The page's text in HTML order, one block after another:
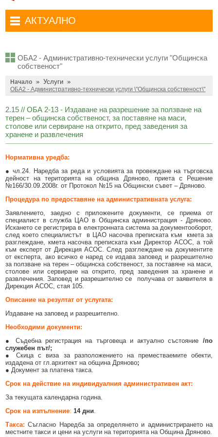
Достъп до информация
Антикорупция
Профил на купувача
Устройство на територията
Общинско предприятие Чисто Дряново
Общинска собственост
Финанси и бюджет
Култура
Образование
Социални дейности
Здравеопазване
Спорт и младежки дейности
Управление при кризи, обществен ред и сигурност
Политика лични данни
BG05SFPR001-1.004-0019-C01 „Утвърждаване на интеркултурното
образование в община Дряново“
Туристически маршрути
Туристически информационен център
Съобщения
ОБА2 - Административно-технически услуги "Общинска
собственост"
Начало »Услуги »
ОБА2 - Административно-технически услуги \"Общинска собственост\"
2.15 // ОБА 2-13 - Издаване на разрешение за ползване на
терен – общинска собственост, за поставяне на маси,
столове или сервиране на открито, пред заведения за
хранене и развлечения
Нормативна уредба:
● чл.24. Наредба за реда и условията за провеждане на търговска
дейност на територията на община Дряново, приета с Решение
№166/30.09.2008г. от Протокол №15 на Общински съвет – Дряново.
Процедура по предоставяне на административната услуга:
Заявлението, заедно с приложените документи, се приема от
специалист в служба ЦАО в Oбщинска администрация - Дряново.
Искането се регистрира в електронната система за документооборот,
след което специалистът в ЦАО насочва преписката към кмета за
разглеждане, кмета насочва преписката към Директор АСОС, а той
към експерт от Дирекция АСОС. След разглеждане на документите
от експерта, ако всичко е наред се издава заповед и разрешително
за ползване на терен – общинска собственост, за поставяне на маси,
столове или сервиране на открито, пред заведения за хранене и
развлечения. Заповед и разрешително се получава от заявителя в
Дирекция АСОС, стая 105.
Описание на резултат от услугата:
Издаване на заповед и разрешително.
Необходими документи:
● Съдебна регистрация на търговеца и актуално състояние /по
служебен път/;
● Скица с виза за разположението на преместваемите обекти,
издадена от гл.архитект на община Дряново;
● Документ за платена такса.
Срок на действие на индивидуалния административен акт:
За текущата календарна година.
Срок на изпълнение: 14 дни.
Такса: Съгласно Наредба за определянето и администрирането на
местните такси и цени на услуги на територията на Община Дряново.
Комплексно административно обслужване
АКТУАЛНО
Въвеждане на еврото в България
Местни избори 2023 година
Преброяване 2021
COVID-19 (Коронавирус)
Приют за безстопанствени кучета
Красиво Дряново
Новини
Местни данъци и такси - информация и обяви
Проверка и плащане на задължения за данъци и такси
Списъци на длъжници
Търгове, конкурси и концесии
Мнения на гражданите